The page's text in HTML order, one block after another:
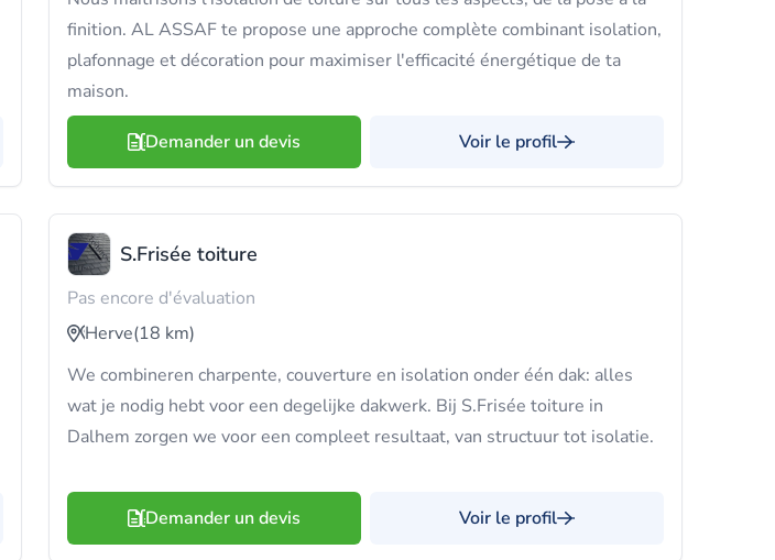
finition. AL ASSAF te propose une approche complète combinant isolation,
plafonnage et décoration pour maximiser l'efficacité énergétique de ta
maison.
Demander un devis Voir le profil
S.Frisée toiture
Pas encore d'évaluation
Herve(18 km)
We combineren charpente, couverture en isolation onder één dak: alles
wat je nodig hebt voor een degelijke dakwerk. Bij S.Frisée toiture in
Dalhem zorgen we voor een compleet resultaat, van structuur tot isolatie.
Demander un devis Voir le profil